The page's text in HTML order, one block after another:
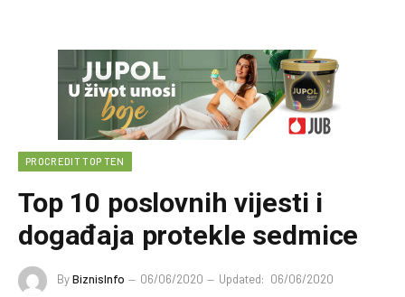
PROCREDIT TOP TEN
Top 10 poslovnih vijesti i
događaja protekle sedmice
ByBiznisInfo 06/06/2020 Updated: 06/06/2020